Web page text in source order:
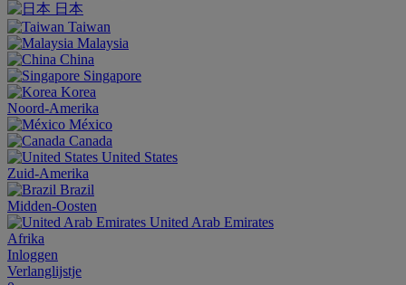
日本
Taiwan
Malaysia
China
Singapore
Korea
Noord-Amerika
México
Canada
United States
Zuid-Amerika
Brazil
Midden-Oosten
United Arab Emirates
Afrika
Inloggen
Verlanglijstje